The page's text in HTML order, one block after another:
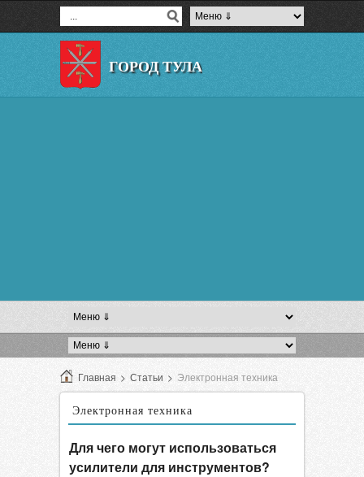
ГОРОД ТУЛА
Главная > Статьи > Электронная техника
Электронная техника
Для чего могут использоваться
усилители для инструментов?